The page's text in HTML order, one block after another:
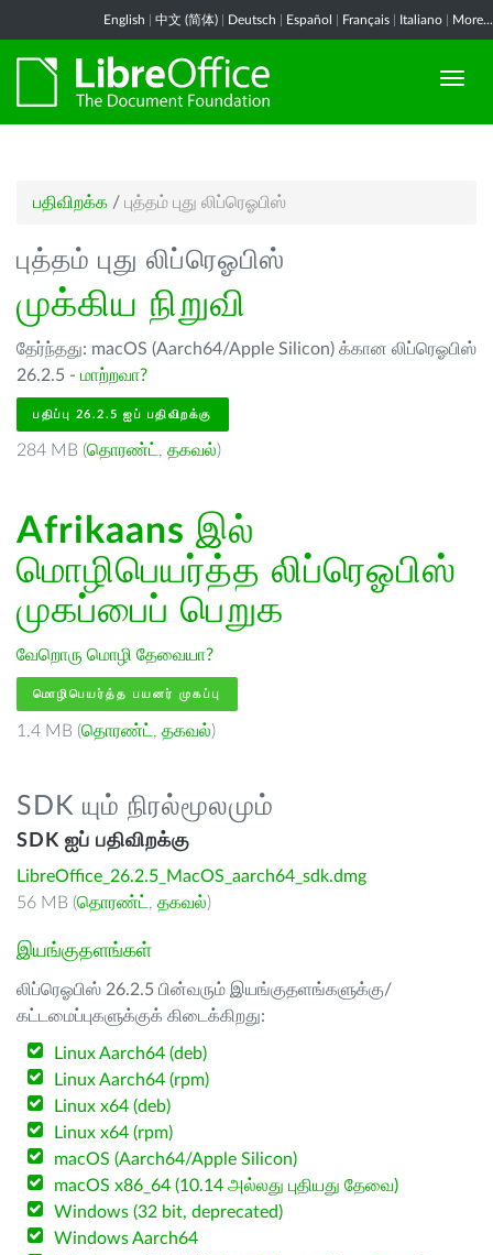
English 中文 (简体) Deutsch Español Français Italiano More...
பதிவிறக்க / புத்தம் புது லிப்ரெஓபிஸ்
புத்தம் புது லிப்ரெஓபிஸ்
முக்கிய நிறுவி
தேர்ந்தது: macOS (Aarch64/Apple Silicon) க்கான லிப்ரெஓபிஸ்
26.2.5 - மாற்றவா?
பதிப்பு 26.2.5 ஐப் பதிவிறக்கு
284 MB (தொரண்ட் , தகவல்)
Afrikaans இல்
மொழிபெயர்த்த லிப்ரெஓபிஸ்
முகப்பைப் பெறுக
வேறொரு மொழி தேவையா?
மொழிபெயர்த்த பயனர் முகப்பு
1.4 MB (தொரண்ட் , தகவல்)
SDK யும் நிரல்மூலமும்
SDK ஐப் பதிவிறக்கு
LibreOffice_26.2.5_MacOS_aarch64_sdk.dmg
56 MB (தொரண்ட் , தகவல்)
இயங்குதளங்கள்
லிப்ரெஓபிஸ் 26.2.5 பின்வரும் இயங்குதளங்களுக்கு/
கட்டமைப்புகளுக்குக் கிடைக்கிறது:
Linux Aarch64 (deb)
Linux Aarch64 (rpm)
Linux x64 (deb)
Linux x64 (rpm)
macOS (Aarch64/Apple Silicon)
macOS x86_64 (10.14 அல்லது புதியது தேவை)
Windows (32 bit, deprecated)
Windows Aarch64